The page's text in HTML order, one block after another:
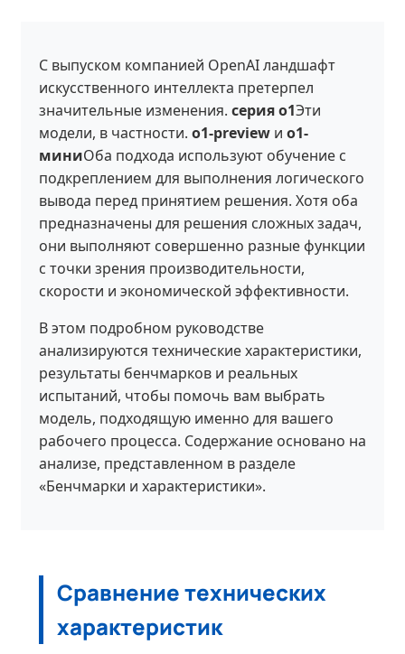
С выпуском компанией OpenAI ландшафт
искусственного интеллекта претерпел
значительные изменения. серия о1Эти
модели, в частности. o1-previewи о1-
миниОба подхода используют обучение с
подкреплением для выполнения логического
вывода перед принятием решения. Хотя оба
предназначены для решения сложных задач,
они выполняют совершенно разные функции
с точки зрения производительности,
скорости и экономической эффективности.
В этом подробном руководстве
анализируются технические характеристики,
результаты бенчмарков и реальных
испытаний, чтобы помочь вам выбрать
модель, подходящую именно для вашего
рабочего процесса. Содержание основано на
анализе, представленном в разделе
«Бенчмарки и характеристики».
Сравнение технических
характеристик